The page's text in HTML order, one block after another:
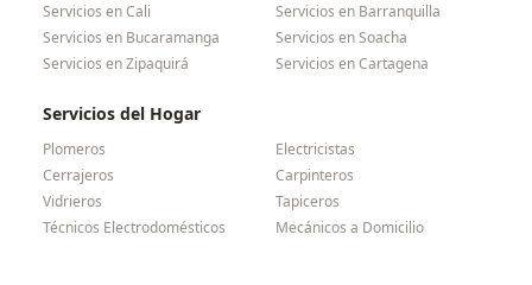
Servicios enCali Servicios en Barranquilla
Servicios en Bucaramanga Servicios enSoacha
Servicios enZipaquirá Servicios enCartagena
Servicios del Hogar
Plomeros
Electricistas
Cerrajeros
Carpinteros
Vidrieros
Tapiceros
Técnicos Electrodomésticos
Mecánicos a Domicilio